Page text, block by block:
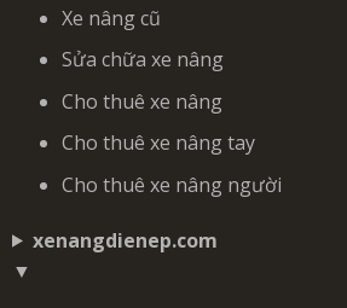
Xe nâng cũ
Sửa chữa xe nâng
Cho thuê xe nâng
Cho thuê xe nâng tay
Cho thuê xe nâng người
xenangdienep.com
▼